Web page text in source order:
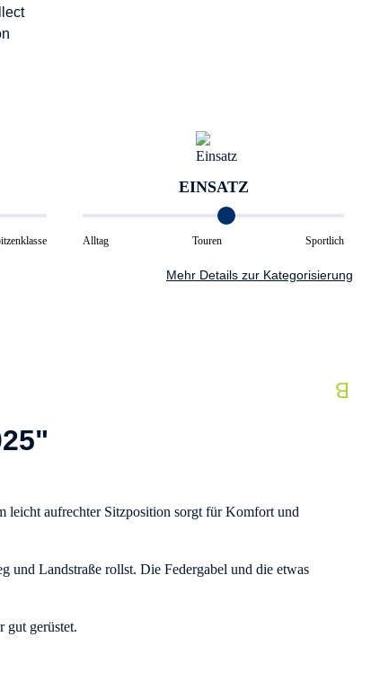
EINSATZ
Alltag Touren Sportlich
Mehr Details zur Kategorisierung
leicht aufrechter Sitzposition sorgt für Komfort und
und Landstraße rollst. Die Federgabel und die etwas
gut gerüstet.